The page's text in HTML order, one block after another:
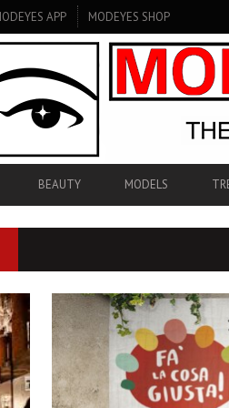
APP MODEYES SHOP
BEAUTY MODELS